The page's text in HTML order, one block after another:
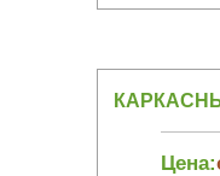
Цена: